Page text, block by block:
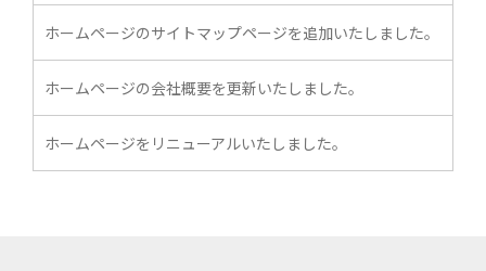
ホームページのサイトマップページを追加いたしました。
ホームページの会社概要を更新いたしました。
ホームページをリニューアルいたしました。